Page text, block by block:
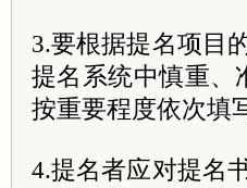
3.要根据提名项目
提名系统中慎重、
按重要程度依次填
4.提名者应对提名